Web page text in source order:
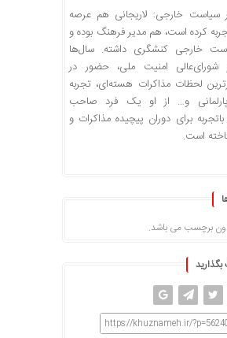
سیاست خارجی: لاریجانی هم عرصه‌
کرده است، هم مدیر فرهنگ بوده و
خارجی کنشگری داشته. سال‌ها
امنیت ملی، حضور در
لحظات مذاکرات هسته‌ای، تجربه‌
و… از او یک فرد صاحب
برای دوران پیچیده‌ مذاکرات و
است.
برچسب می باشد.
https://khuznameh.ir/